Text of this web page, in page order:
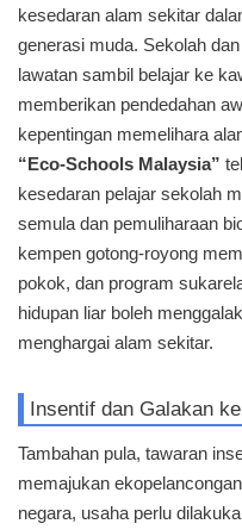
kesedaran alam sekitar
generasi muda. Sekolah
lawatan sambil belajar ke
memberikan pendedahan
kepentingan memelihara
“Eco-Schools Malaysia”
kesedaran pelajar sekolah
semula dan pemuliharaan
kempen gotong-royong
pokok, dan program
hidupan liar boleh
menghargai alam sekitar.
Insentif dan Galakan
Tambahan pula, tawaran
memajukan
negara, usaha perlu